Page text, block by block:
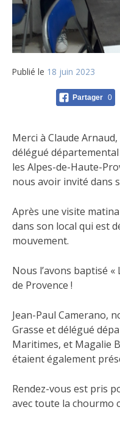
Publié le 18 juin 2023
Partager 0
Merci à Claude
délégué
les Alpes-de-Haute-
nous avoir invité dans
Après une visite
dans son local qui est
mouvement.
Nous l’avons baptisé
de Provence !
Jean-Paul Camerano,
Grasse et délégué
Maritimes, et Magalie
étaient également
Rendez-vous est pris
avec toute la chourmo